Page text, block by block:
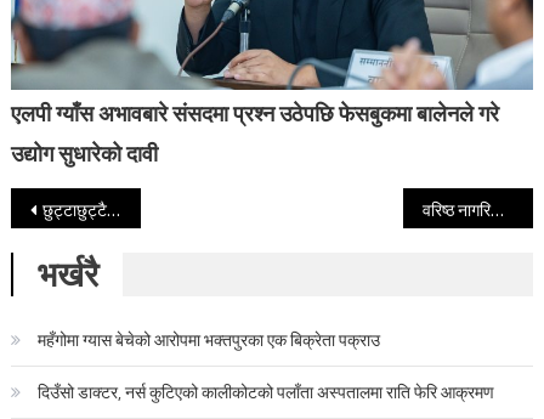
एलपी ग्याँस अभावबारे संसदमा प्रश्न उठेपछि फेसबुकमा बालेनले गरे
उद्योग सुधारेको दावी
Post navigation
छुट्टाछुट्टै दुर्घटनामा परी सल्यान र सुनसरीमा २ जनाको मृत्यु वरिष्ठ नागरिकको ज्ञान र सीपबाट नयाँ पुस्ताले लाभ लिन सक्नुपर्छ- राष्ट्रपति पौडैल
भर्खरै
महँगोमा ग्यास बेचेको आरोपमा भक्तपुरका एक बिक्रेता पक्राउ
दिउँसो डाक्टर, नर्स कुटिएको कालीकोटको पलाँता अस्पतालमा राति फेरि आक्रमण